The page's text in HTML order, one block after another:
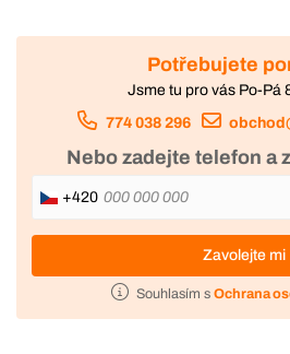
Potřebujete
Jsme tu pro vás Po-Pá
774 038 296
Nebo zadejte telefon a
+420
Zavolejte mi
Souhlasím s Ochrana